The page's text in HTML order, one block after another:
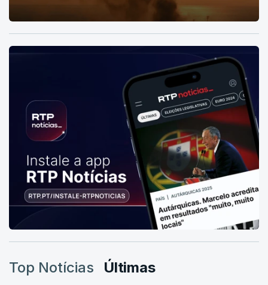
Top Notícias Últimas